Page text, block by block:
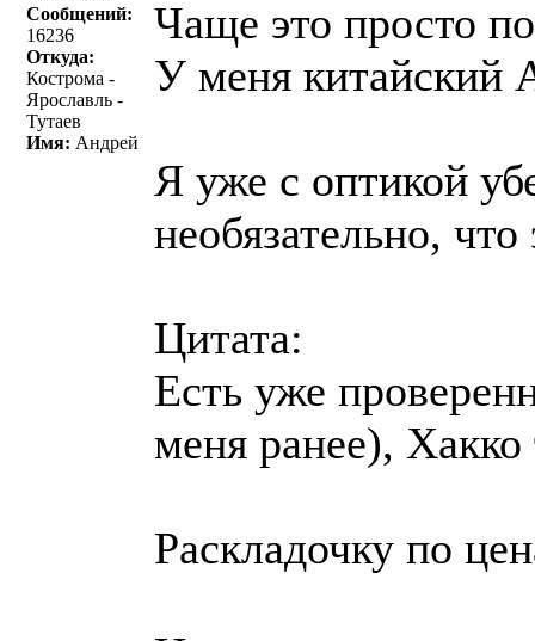
Сообщений:
16236
Откуда:
Кострома -
Ярославль -
Тутаев
Имя: Андрей
Чаще это просто
У меня китайский
Я уже с оптикой
необязательно,
Цитата:
Есть уже
меня ранее),
Раскладочку по